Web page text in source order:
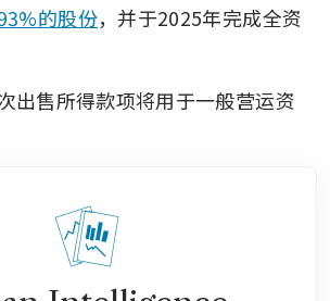
的股份，并于2025年完成全资
出售所得款项将用于一般营运资